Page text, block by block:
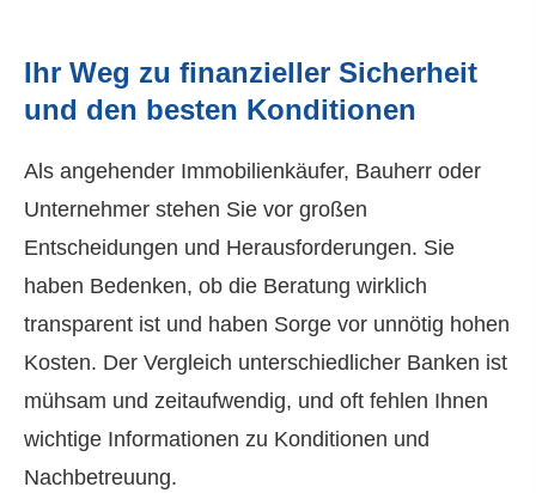
Ihr Weg zu finanzieller Sicherheit
und den besten Konditionen
Als angehender Immobilienkäufer, Bauherr oder
Unternehmer stehen Sie vor großen
Entscheidungen und Herausforderungen. Sie
haben Bedenken, ob die Beratung wirklich
transparent ist und haben Sorge vor unnötig hohen
Kosten. Der Vergleich unterschiedlicher Banken ist
mühsam und zeitaufwendig, und oft fehlen Ihnen
wichtige Informationen zu Konditionen und
Nachbetreuung.